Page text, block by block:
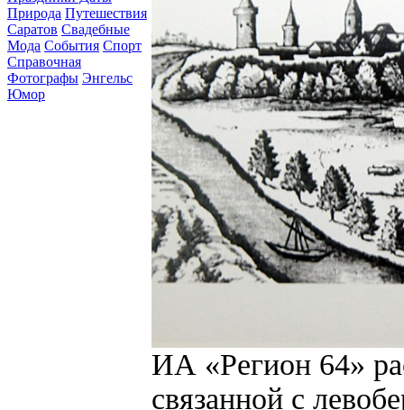
Природа Путешествия
Саратов Свадебные
Мода События Спорт
Справочная
Фотографы Энгельс
Юмор
ИА «Регион 64»
связанной с